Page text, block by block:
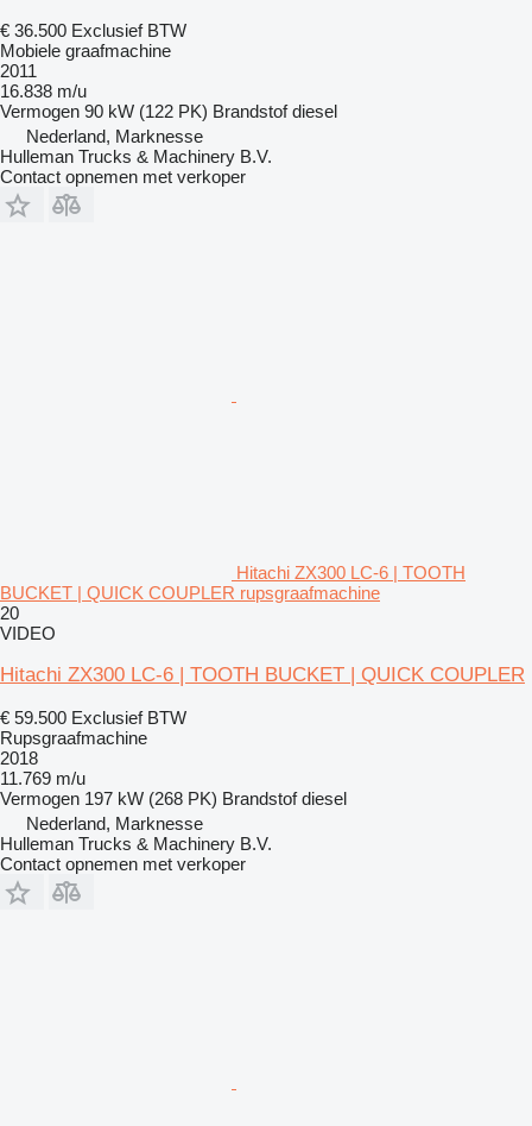
€ 36.500 Exclusief BTW
Mobiele graafmachine
2011
16.838 m/u
Vermogen 90 kW (122 PK) Brandstof diesel
Nederland, Marknesse
Hulleman Trucks & Machinery B.V.
Contact opnemen met verkoper
Hitachi ZX300 LC-6 | TOOTH
BUCKET | QUICK COUPLER rupsgraafmachine
20
VIDEO
Hitachi ZX300 LC-6 | TOOTH BUCKET | QUICK COUPLER
€ 59.500 Exclusief BTW
Rupsgraafmachine
2018
11.769 m/u
Vermogen 197 kW (268 PK) Brandstof diesel
Nederland, Marknesse
Hulleman Trucks & Machinery B.V.
Contact opnemen met verkoper